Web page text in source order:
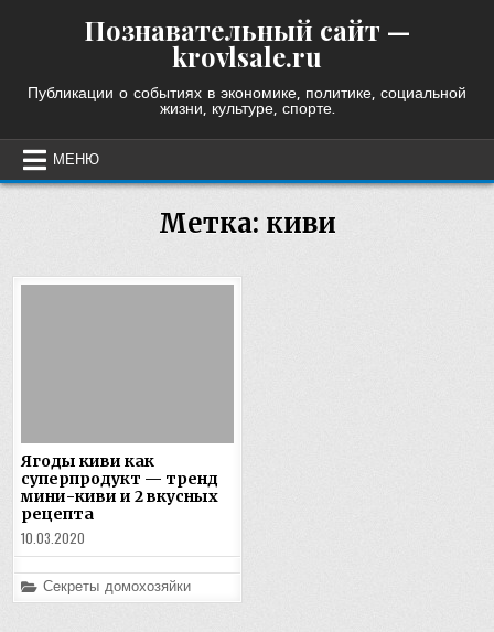
Познавательный сайт —
krovlsale.ru
Публикации о событиях в экономике, политике, социальной
жизни, культуре, спорте.
МЕНЮ
Метка: киви
Ягоды киви как
суперпродукт — тренд
мини-киви и 2 вкусных
рецепта
10.03.2020
Posted
in
Секреты домохозяйки